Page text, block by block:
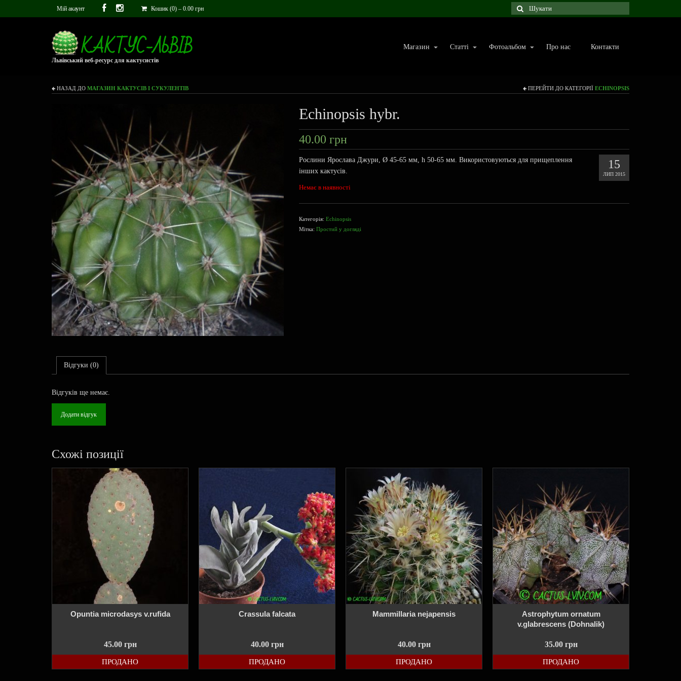
Мій акаунт Кошик (0) – 0.00 грн
Львівський веб-ресурс для кактусистів
Магазин Статті Фотоальбом Про нас Контакти
НАЗАД ДО МАГАЗИН КАКТУСІВ І СУКУЛЕНТІВ ПЕРЕЙТИ ДО КАТЕГОРІЇ ECHINOPSIS
Echinopsis hybr.
40.00 грн
15
ЛИП 2015
Рослини Ярослава Джури, Ø 45-65 мм, h 50-65 мм. Використовуються для прищеплення
інших кактусів.
Немає в наявності
Категорія: Echinopsis
Мітка: Простий у догляді
Відгуки (0)
Відгуків ще немає.
Додати відгук
Схожі позиції
Opuntia microdasys v.rufida
45.00 грн
ПРОДАНО
Crassula falcata
40.00 грн
ПРОДАНО
Mammillaria nejapensis
40.00 грн
ПРОДАНО
Astrophytum ornatum
v.glabrescens (Dohnalik)
35.00 грн
ПРОДАНО